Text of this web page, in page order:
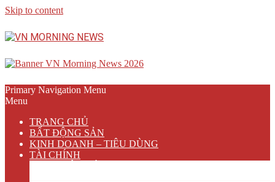
Skip to content
Primary Navigation Menu
Menu
TRANG CHỦ
BẤT ĐỘNG SẢN
KINH DOANH – TIÊU DÙNG
TÀI CHÍNH